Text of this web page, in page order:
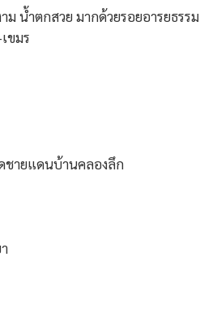
ม น้ำตกสวย มากด้วยรอยอารยธรรม
ขมร
ชายแดนบ้านคลองลึก